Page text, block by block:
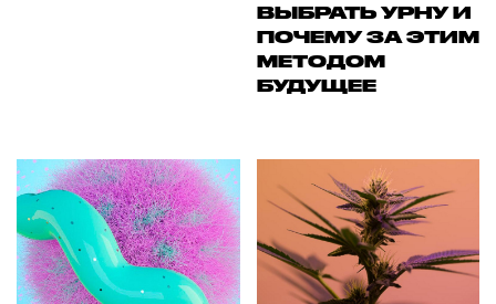
ВЫБРАТЬ УРНУ И
ПОЧЕМУ ЗА ЭТИМ
МЕТОДОМ
БУДУЩЕЕ